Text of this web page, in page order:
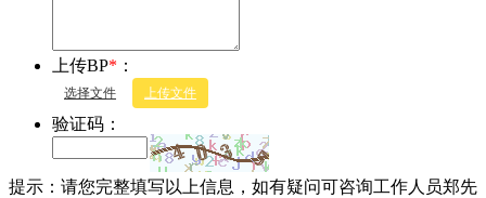
上传BP* ：
选择文件 上传文件
验证码：
提示：请您完整填写以上信息，如有疑问可咨询工作人员郑先